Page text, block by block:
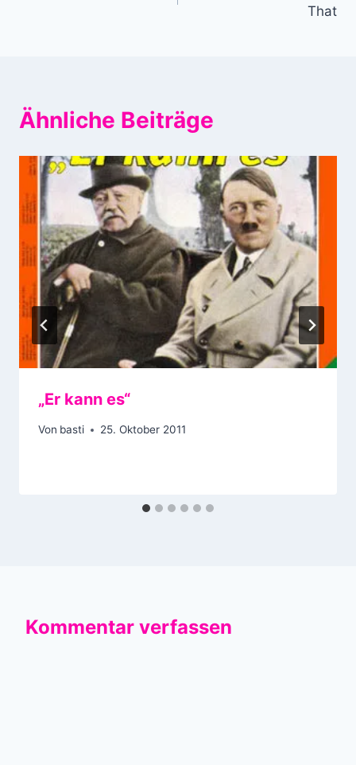
That
Ähnliche Beiträge
„Er kann es“
Von basti 25. Oktober 2011
Kommentar verfassen